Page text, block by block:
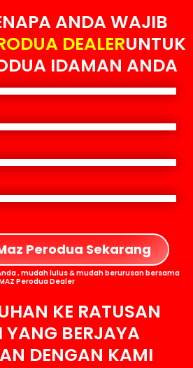
ANDA WAJIB
DEALERUNTUK
IDAMAN ANDA
Perodua Sekarang
, mudah lulus & mudah berurusan bersama
Perodua Dealer
KE RATUSAN
YANG BERJAYA
DENGAN KAMI